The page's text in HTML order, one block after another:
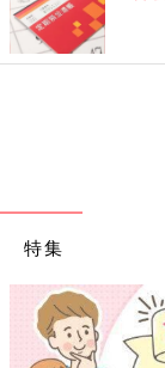
２ヶ月弱、在宅
児は、「両立」
わせてなんとか
特集